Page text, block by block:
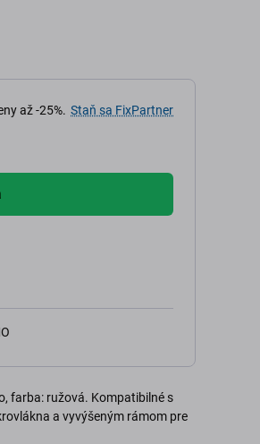
až -25%. Staň sa FixPartner
farba: ružová. Kompatibilné s
a vyvýšeným rámom pre